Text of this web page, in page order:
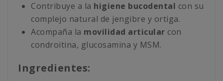
Contribuye a la higiene bucodental con su
complejo natural de jengibre y ortiga.
Acompaña la movilidad articular con
condroitina, glucosamina y MSM.
Ingredientes: